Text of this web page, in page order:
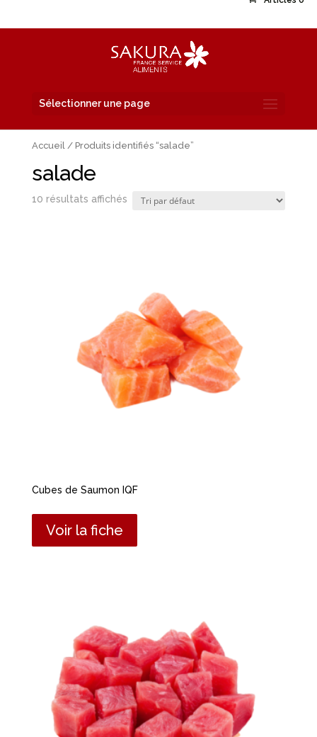
Sélectionner une page
Accueil/ Produits identifiés “salade”
salade
10 résultats affichés
Cubes de Saumon IQF
Voir la fiche